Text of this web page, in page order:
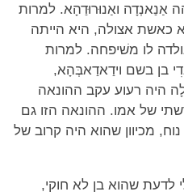
אַנַאנְדָה ואַנוּרוּדַהָא. למרות
אצולה, היא הייתה
לו משׁיפחה. למרות
בן בשם וידַאדַאבְּהָא,
היה רעוע עקב ההונאה
של אמו. ההונאה הזו גם
מכיוון שהוא היה קרוב של
שהוא בן לא חוקי,